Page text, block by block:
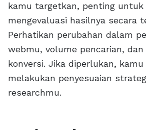
kamu targetkan, penting
mengevaluasi hasilnya secara
Perhatikan perubahan dalam
webmu, volume pencarian,
konversi. Jika diperlukan,
melakukan penyesuaian
researchmu.